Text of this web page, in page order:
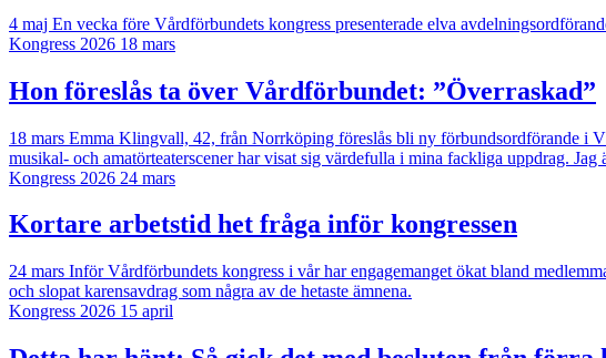
4 maj En vecka före Vårdförbundets kongress presenterade elva
Kongress 2026 18 mars
Hon föreslås ta över Vårdförbundet: ”Överraskad”
18 mars Emma Klingvall, 42, från Norrköping föreslås bli ny förbundsordförande i
musikal- och amatörteaterscener har visat sig värdefulla i mina fackliga uppdrag.
Kongress 2026 24 mars
Kortare arbetstid het fråga inför kongressen
24 mars Inför Vårdförbundets kongress i vår har engagemanget ökat bland
och slopat karensavdrag som några av de hetaste ämnena.
Kongress 2026 15 april